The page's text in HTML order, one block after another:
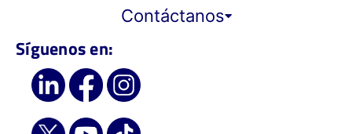
Contáctanos
Síguenos en: